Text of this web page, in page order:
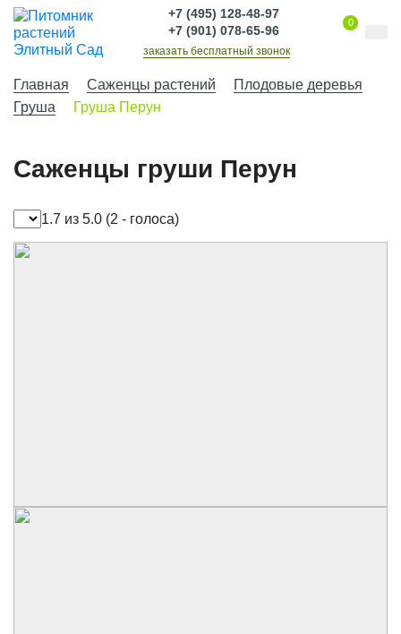
+7 (495) 128-48-97
+7 (901) 078-65-96
заказать бесплатный звонок
0
Главная Саженцы растений
Плодовые деревья
Груша
Груша Перун
Саженцы груши Перун
1.7 из 5.0 (2 - голоса)